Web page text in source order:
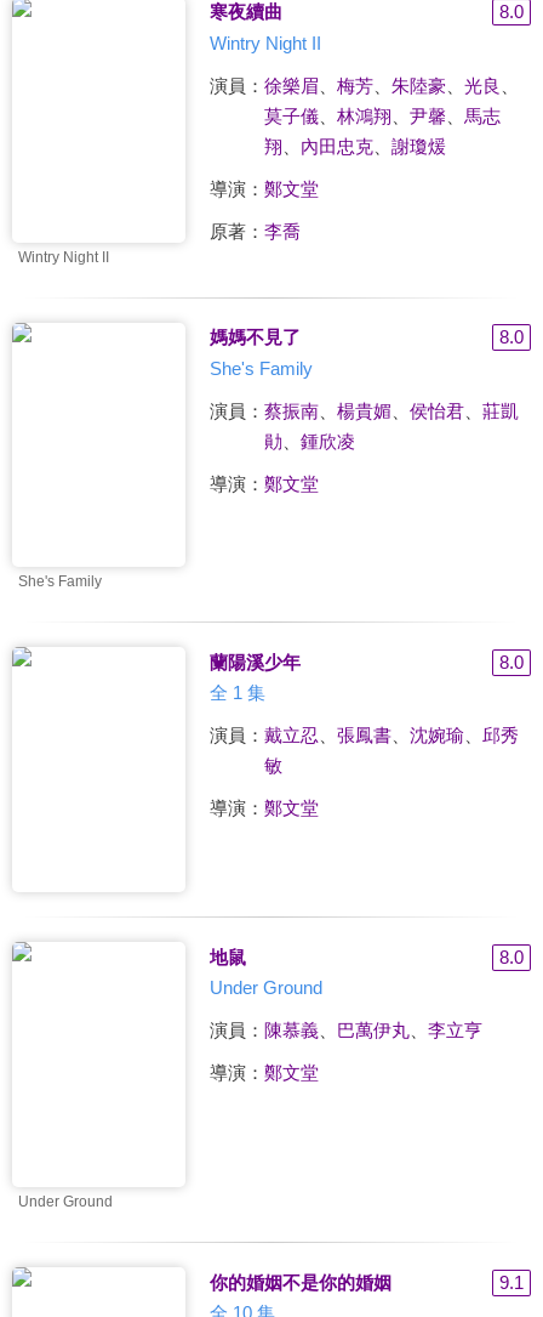
Wintry Night II
寒夜續曲
8.0
Wintry Night II
演員： 徐樂眉 梅芳、 朱陸豪 光良
莫子儀、 林鴻翔 尹馨
馬志
翔
內田忠克、 謝瓊煖
導演： 鄭文堂
原著： 李喬
She's Family
媽媽不見了
8.0
She's Family
演員： 蔡振南、 楊貴媚 侯怡君、 莊凱
勛
鍾欣凌
導演： 鄭文堂
蘭陽溪少年
8.0
全 1 集
演員： 戴立忍 張鳳書、 沈婉瑜、 邱秀
敏
導演： 鄭文堂
Under Ground
地鼠
8.0
Under Ground
演員： 陳慕義、 巴萬伊丸、 李立亨
導演： 鄭文堂
你的婚姻不是你的婚姻
9.1
全 10 集